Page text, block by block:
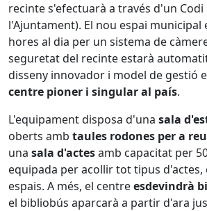
recinte s'efectuarà a través d'un Codi
l'Ajuntament). El nou espai municipal
hores al dia per un sistema de
seguretat del recinte estarà
disseny innovador i model de gestió
centre pioner i singular al país.
L'equipament disposa d'una sala
oberts amb taules rodones per a
una sala d'actesamb capacitat per
equipada per acollir tot tipus
espais. A més, el centreesdevindrà
el bibliobús aparcarà a partir d'ara